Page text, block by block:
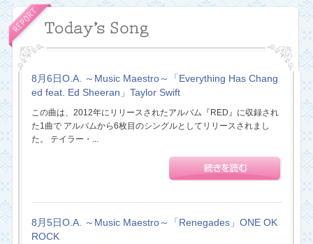
8月6日O.A. ～Music Maestro～「Everything Has Chang
ed feat. Ed Sheeran」Taylor Swift
この曲は、2012年にリリースされたアルバム『RED』に収録され
た1曲で アルバムから6枚目のシングルとしてリリースされまし
た。 テイラー・...
8月5日O.A. ～Music Maestro～「Renegades」ONE OK
ROCK